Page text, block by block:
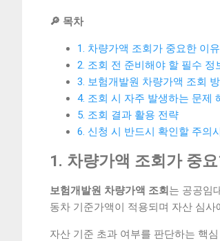
🔎 목차
1. 차량가액 조회가 중요한 이유
2. 조회 전 준비해야 할 필수 정
3. 보험개발원 차량가액 조회
4. 조회 시 자주 발생하는 문제
5. 조회 결과 활용 전략
6. 신청 시 반드시 확인할 주의
1. 차량가액 조회가 중
보험개발원 차량가액 조회 는 공공임
동차 기준가액이 적용되며 자산 심사
자산 기준 초과 여부를 판단하는 핵